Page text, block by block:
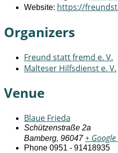
Website: https://
Organizers
Freund statt fremd e. V.
Malteser Hilfsdienst e. V.
Venue
Blaue Frieda
Schützenstraße 2a
Bamberg, 96047 +
Phone 0951 - 91418935